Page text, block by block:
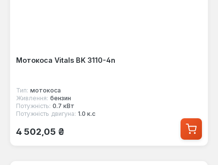
Мотокоса Vitals BK 3110-4n
Тип: мотокоса
Живлення: бензин
Потужність: 0.7 кВт
Потужність двигуна: 1.0 к.с
Звичайна ціна:
4 502,05 ₴